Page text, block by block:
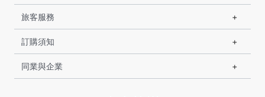
旅客服務
訂購須知
同業與企業